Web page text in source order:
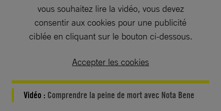
vous souhaitez lire la vidéo, vous devez
consentir aux cookies pour une publicité
ciblée en cliquant sur le bouton ci-dessous.
Accepter les cookies
Vidéo : Comprendre la peine de mort avec Nota Bene